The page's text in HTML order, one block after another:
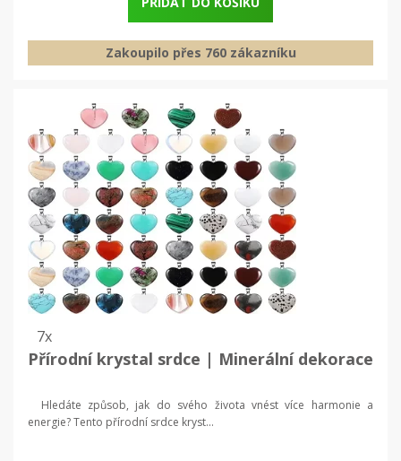
Zakoupilo přes 760 zákazníku
7x
Přírodní krystal srdce | Minerální dekorace
Hledáte způsob, jak do svého života vnést více harmonie a
energie? Tento přírodní srdce kryst...